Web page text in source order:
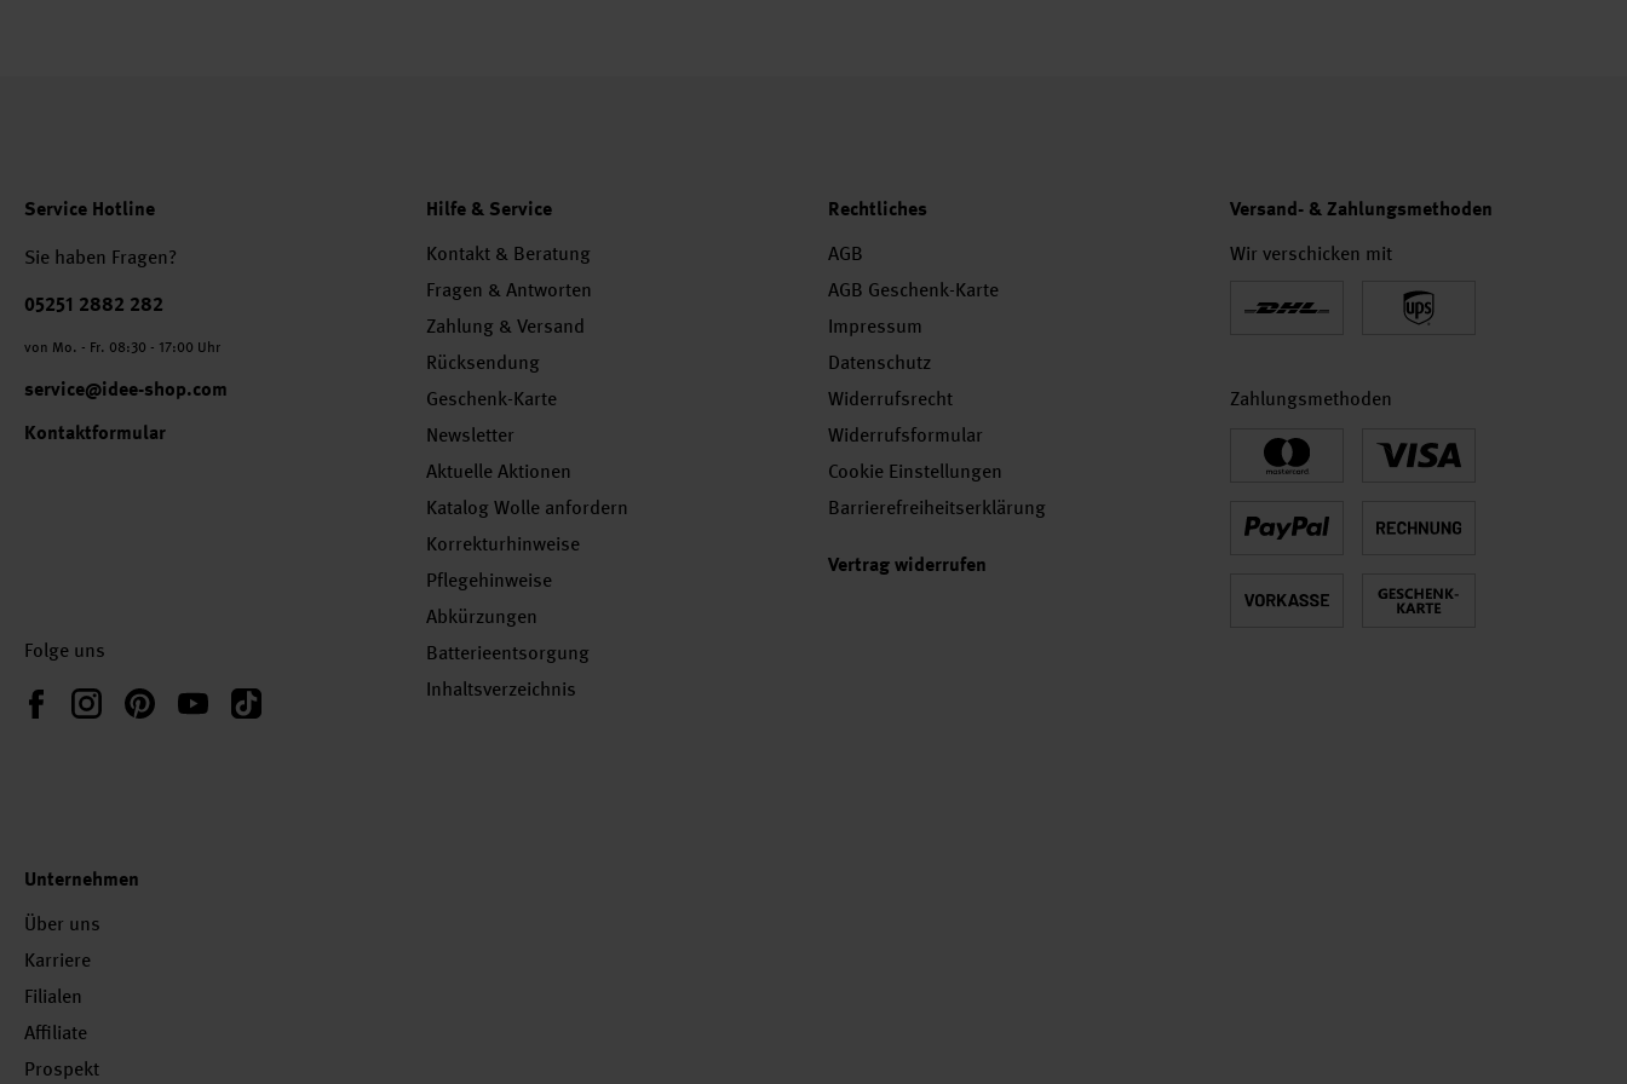
Service Hotline
Sie haben Fragen?
Telefonnummer
05251 2882 282
von Mo. - Fr. 08:30 - 17:00 Uhr
service@idee-shop.com
Kontaktformular
Folge uns
FacebookInstagramPinterestYouTubeTikTok
Hilfe & Service
Kontakt & Beratung
Fragen & Antworten
Zahlung & Versand
Rücksendung
Geschenk-Karte
Newsletter
Aktuelle Aktionen
Katalog Wolle anfordern
Korrekturhinweise
Pflegehinweise
Abkürzungen
Batterieentsorgung
Inhaltsverzeichnis
Rechtliches
AGB
AGB Geschenk-Karte
Impressum
Datenschutz
Widerrufsrecht
Widerrufsformular
Cookie Einstellungen
Barrierefreiheitserklärung
Vertrag widerrufen
Versand- & Zahlungsmethoden
Wir verschicken mit
Zahlungsmethoden
Unternehmen
Über uns
Karriere
Filialen
Affiliate
Prospekt